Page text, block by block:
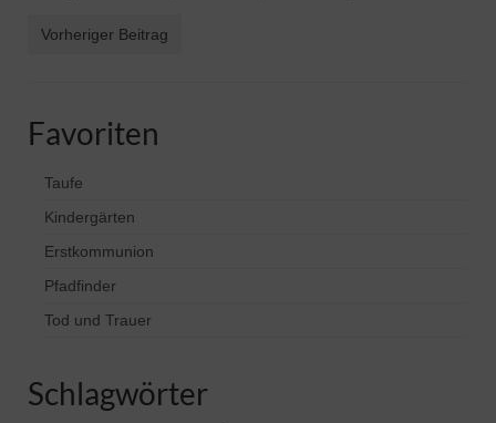
Vorheriger Beitrag
Favoriten
Taufe
Kindergärten
Erstkommunion
Pfadfinder
Tod und Trauer
Schlagwörter